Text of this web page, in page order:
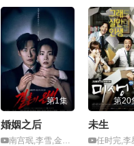
第1集
婚姻之后
南宫珉,李雪,金大明,李尚熙,朴炳垠
第20
未生
任时完,李星民,姜素